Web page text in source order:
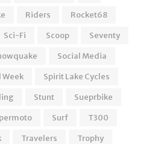
Riders
Rocket68
Sci-Fi Scoop
Seventy
Social Media
Week
Spirit Lake Cycles
Stunt
Sueprbike
Surf
T300
Travelers
Trophy